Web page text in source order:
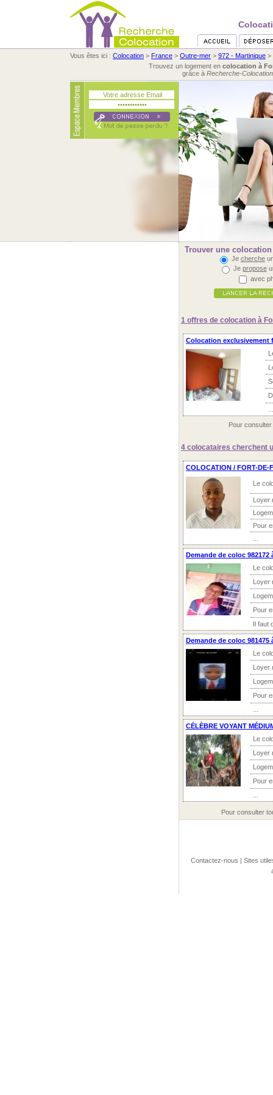
Vous êtes ici : Colocation > France > Outre-mer > 972 - Martinique >
Trouvez un logement en colocation à
grâce à Recherche-Colocation
Trouver une
Je cherche
Je propose
avec
1 offres de colocation à
Colocation exclusivement
Pour
4 colocataires cherchent
COLOCATION / FORT-DE-
Le
Loyer
Pour
Demande de coloc
Le
Loyer
Pour
Il faut
Demande de coloc 981475
Le
Loyer
Pour
CÉLÈBRE VOYANT
Le
Loyer
Pour
Pour consulter
Contactez-nous | Sites